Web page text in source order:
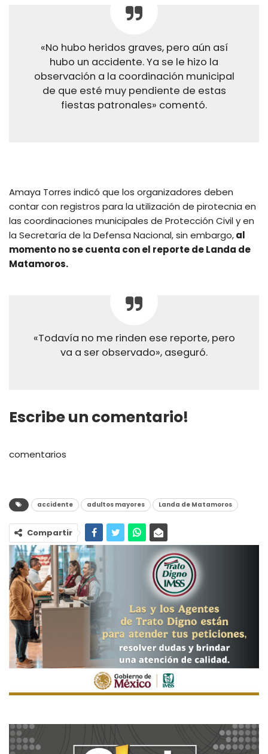
«No hubo heridos graves, pero aún así
hubo un accidente. Ya se le hizo la
observación a la coordinación municipal
de que esté muy pendiente de estas
fiestas patronales» comentó.
Amaya Torres indicó que los organizadores deben
contar con registros para la utilización de pirotecnia en
las coordinaciones municipales de Protección Civil y en
la Secretaría de la Defensa Nacional, sin embargo,al
momento no se cuenta con el reporte de Landa de
Matamoros.
«Todavía no me rinden ese reporte, pero
va a ser observado», aseguró.
Escribe un comentario!
comentarios
accidente adultos mayores Landa de Matamoros
Compartir